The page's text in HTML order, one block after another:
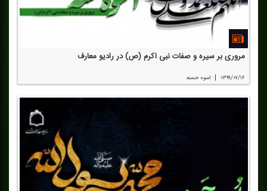
مروری بر سیره و صفات نبی اكرم (ص) در رادیو معارف
۱۳۹۹/۰۷/۱۶ | اسوه حسنه